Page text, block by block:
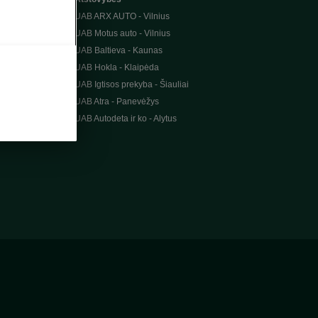
UAB ARX AUTO - Vilnius
UAB Motus auto - Vilnius
UAB Baltieva - Kaunas
UAB Hokla - Klaipėda
UAB Igtisos prekyba - Šiauliai
UAB Atra - Panevėžys
UAB Autodeta ir ko - Alytus